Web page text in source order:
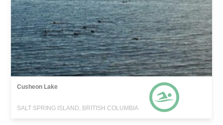
Cusheon Lake
SALT SPRING ISLAND, BRITISH COLUMBIA